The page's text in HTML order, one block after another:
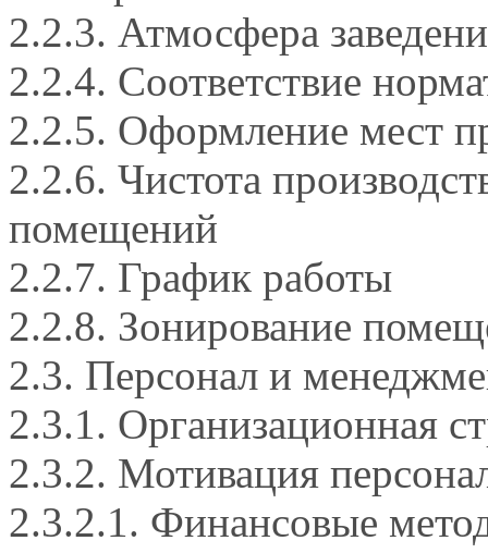
2.2.3. Атмосфера
2.2.4. Соответствие
2.2.5. Оформление мест
2.2.6. Чистота
помещений
2.2.7. График работы
2.2.8. Зонирование
2.3. Персонал и
2.3.1. Организационная
2.3.2. Мотивация
2.3.2.1. Финансовые